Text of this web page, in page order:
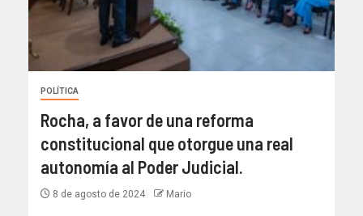
POLÍTICA
Rocha, a favor de una reforma
constitucional que otorgue una real
autonomía al Poder Judicial.
8 de agosto de 2024 Mario